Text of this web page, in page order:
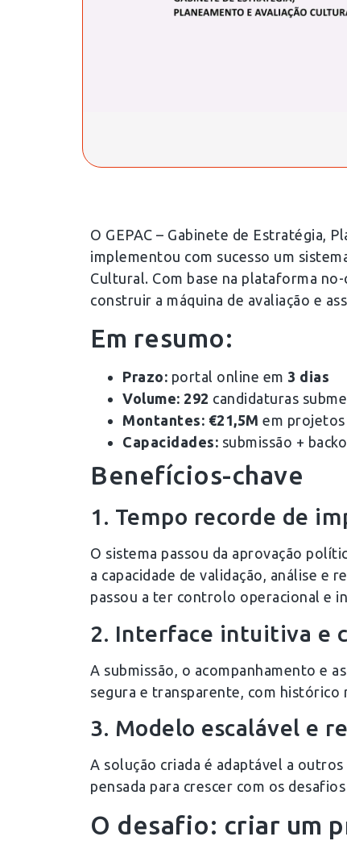
O GEPAC – Gabinete de Estratégia,
implementou com sucesso um
Cultural. Com base na plataforma
construir a máquina de avaliação e
Em resumo:
Prazo: portal online em 3 dias
Volume: 292 candidaturas
Montantes: €21,5M em
Capacidades: submissão +
Benefícios-chave
1. Tempo recorde de
O sistema passou da aprovação
a capacidade de validação, análise e
passou a ter controlo operacional e
2. Interface intuitiva e
A submissão, o acompanhamento e
segura e transparente, com histórico
3. Modelo escalável e
A solução criada é adaptável a
pensada para crescer com os
O desafio: criar um